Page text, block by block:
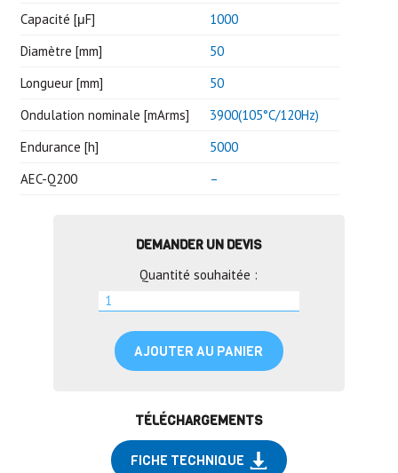
Capacité [μF]
1000
Diamètre [mm]
50
Longueur [mm]
50
Ondulation nominale [mArms]
3900(105°C/120Hz)
Endurance [h]
5000
AEC-Q200
–
DEMANDER UN DEVIS
Quantité souhaitée :
AJOUTER AU PANIER
TÉLÉCHARGEMENTS
FICHE TECHNIQUE